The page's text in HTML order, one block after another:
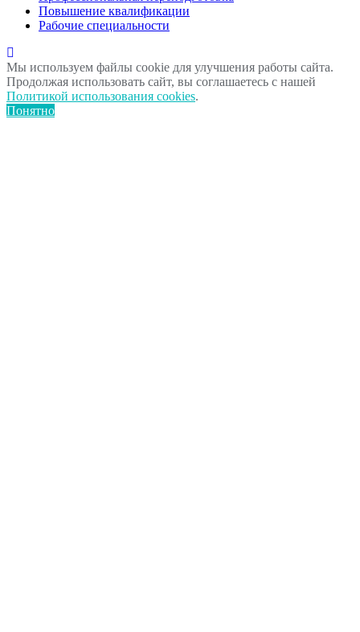
Повышение квалификации
Рабочие специальности
Мы используем файлы cookie для улучшения работы сайта.
Продолжая использовать сайт, вы соглашаетесь с нашей
Политикой использования cookies.
Понятно